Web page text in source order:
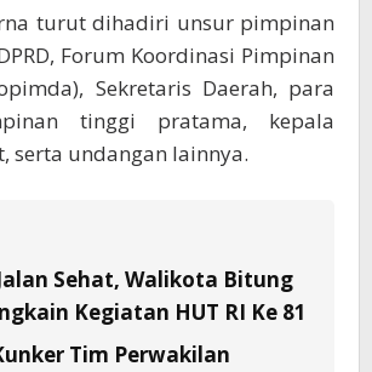
turut dihadiri unsur pimpinan
Forum Koordinasi Pimpinan
Sekretaris Daerah, para
tinggi pratama, kepala
serta undangan lainnya.
Sehat, Walikota Bitung
Kegiatan HUT RI Ke 81
Tim Perwakilan